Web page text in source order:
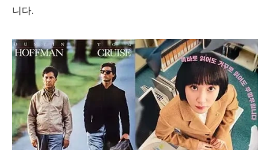
니다.